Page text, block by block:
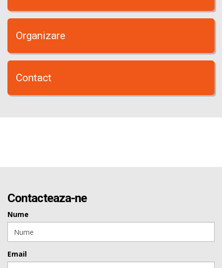
Organizare
Contact
Contacteaza-ne
Nume
Email